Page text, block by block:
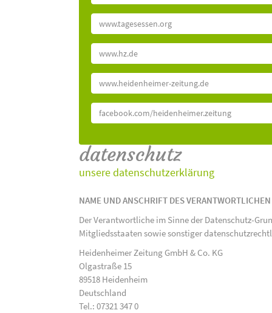
www.tagesessen.org
www.hz.de
www.heidenheimer-zeitung.de
facebook.com/heidenheimer.zeitung
datenschutz
unsere datenschutzerklärung
NAME UND ANSCHRIFT DES VERANTWORTLICHEN
Der Verantwortliche im Sinne der Datenschutz-
Mitgliedsstaaten sowie sonstiger
Heidenheimer Zeitung GmbH & Co. KG
Olgastraße 15
89518 Heidenheim
Deutschland
Tel.: 07321 347 0